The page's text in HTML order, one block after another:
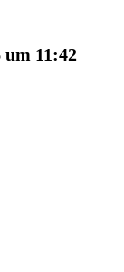
um 11:42